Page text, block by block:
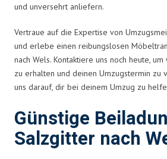
und unversehrt anliefern.
Vertraue auf die Expertise von
und erlebe einen reibungslosen
nach Wels. Kontaktiere uns noch heute,
zu erhalten und deinen Umzugstermin zu
uns darauf, dir bei deinem Umzug zu
Günstige
Salzgitter nach